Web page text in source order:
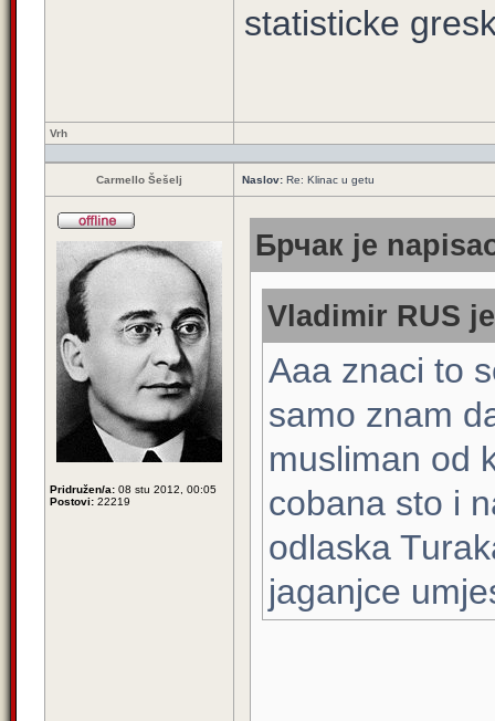
statisticke
Vrh
Carmello Šešelj Naslov: Re: Klinac u getu
Pridružen/a: 08 stu 2012, 00:05
Postovi: 22219
Брчак je
Vladimir RUS
Aaa znaci to
samo znam
musliman od
cobana sto i
odlaska
jaganjce